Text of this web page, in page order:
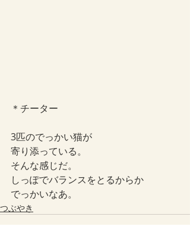
＊チーター
3匹のでっかい猫が
寄り添っている。
そんな感じだ。
しっぽでバランスをとるからか
でっかいなあ。
つぶやき